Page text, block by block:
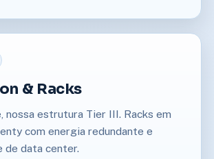
& Racks
nossa estrutura Tier III. Racks em
com energia redundante e
de data center.